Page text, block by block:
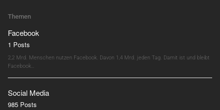
Themen
Facebook
1 Posts
2,2 Mrd. Menschen nutzen Facebook. Davon 1,4 Mrd. jeden Tag. Damit ist und bleibt
Facebook…
Social Media
985 Posts